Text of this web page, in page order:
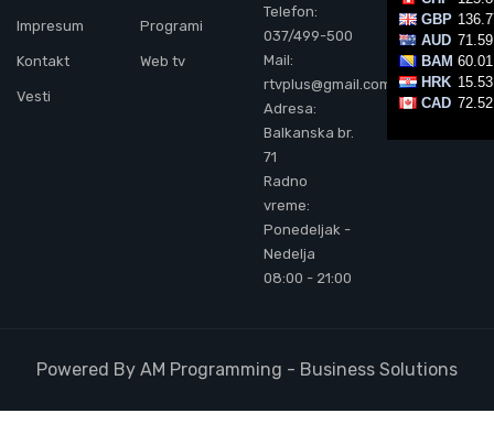
Impresum
Kontakt
Vesti
Programi
Web tv
Telefon:
037/499-500
Mail:
rtvplus@gmail.com
Adresa:
Balkanska br.
71
Radno
vreme:
Ponedeljak -
Nedelja
08:00 - 21:00
Powered By AM Programming - Business Solutions